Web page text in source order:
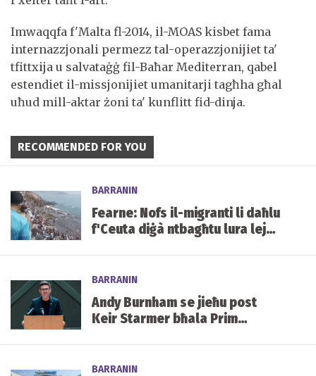
Imwaqqfa f'Malta fl-2014, il-MOAS kisbet fama
internazzjonali permezz tal-operazzjonijiet ta'
tfittxija u salvataġġ fil-Baħar Mediterran, qabel
estendiet il-missjonijiet umanitarji tagħha għal
uħud mill-aktar żoni ta' kunflitt fid-dinja.
RECOMMENDED FOR YOU
BARRANIN
Fearne: Nofs il-migranti li daħlu
f'Ceuta diġà ntbagħtu lura lejn
BARRANIN
Andy Burnham se jieħu post
Keir Starmer bħala Prim
BARRANIN